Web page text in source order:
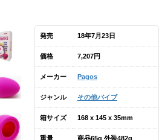
発売 18年7月23日
価格 7,207円
メーカー Pagos
ジャンル その他バイブ
箱サイズ 168 x 145 x 35mm
重量 商品65g 外装482g